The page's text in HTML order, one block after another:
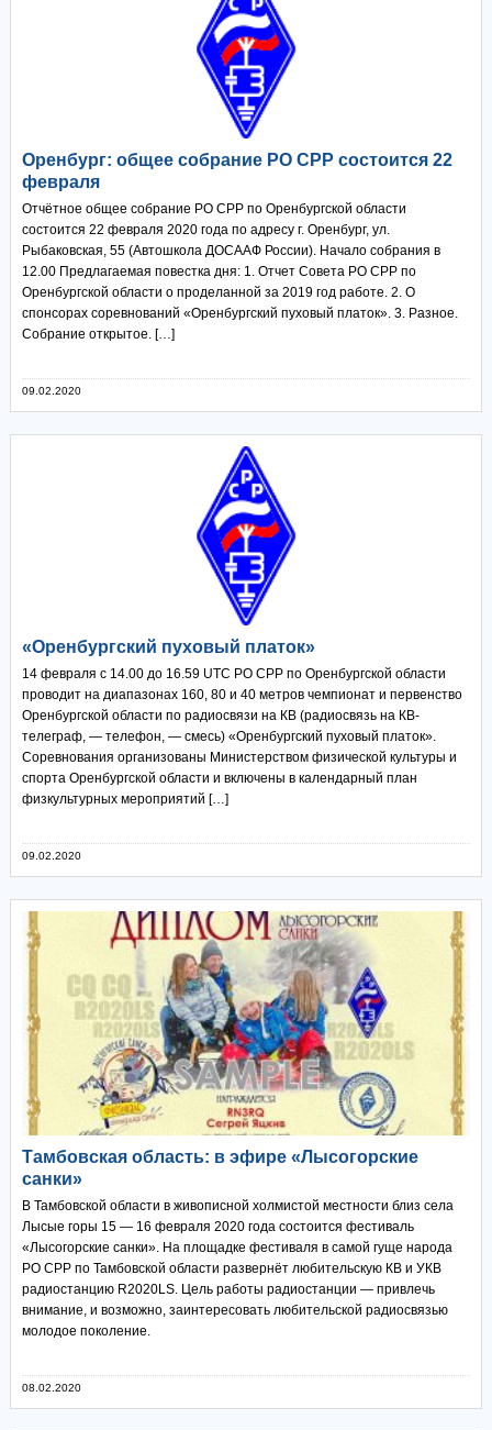
Оренбург: общее собрание РО СРР состоится 22
февраля
Отчётное общее собрание РО СРР по Оренбургской области
состоится 22 февраля 2020 года по адресу г. Оренбург, ул.
Рыбаковская, 55 (Автошкола ДОСААФ России). Начало собрания в
12.00 Предлагаемая повестка дня: 1. Отчет Совета РО СРР по
Оренбургской области о проделанной за 2019 год работе. 2. О
спонсорах соревнований «Оренбургский пуховый платок». 3. Разное.
Собрание открытое. […]
09.02.2020
«Оренбургский пуховый платок»
14 февраля с 14.00 до 16.59 UTC РО СРР по Оренбургской области
проводит на диапазонах 160, 80 и 40 метров чемпионат и первенство
Оренбургской области по радиосвязи на КВ (радиосвязь на КВ-
телеграф, — телефон, — смесь) «Оренбургский пуховый платок».
Соревнования организованы Министерством физической культуры и
спорта Оренбургской области и включены в календарный план
физкультурных мероприятий […]
09.02.2020
Тамбовская область: в эфире «Лысогорские
санки»
В Тамбовской области в живописной холмистой местности близ села
Лысые горы 15 — 16 февраля 2020 года состоится фестиваль
«Лысогорские санки». На площадке фестиваля в самой гуще народа
РО СРР по Тамбовской области развернёт любительскую КВ и УКВ
радиостанцию R2020LS. Цель работы радиостанции — привлечь
внимание, и возможно, заинтересовать любительской радиосвязью
молодое поколение.
08.02.2020